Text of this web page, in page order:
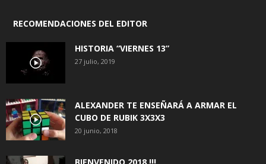
RECOMENDACIONES DEL EDITOR
HISTORIA “VIERNES 13”
27 julio, 2019
ALEXANDER TE ENSEÑARÁ A ARMAR EL
CUBO DE RUBIK 3X3X3
20 junio, 2018